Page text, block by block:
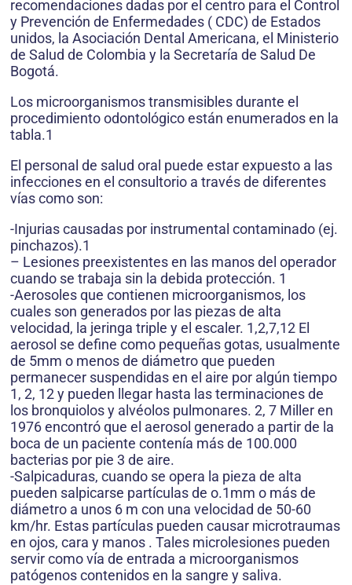
recomendaciones dadas por el centro para el Control
y Prevención de Enfermedades ( CDC) de Estados
unidos, la Asociación Dental Americana, el Ministerio
de Salud de Colombia y la Secretaría de Salud De
Bogotá.
Los microorganismos transmisibles durante el
procedimiento odontológico están enumerados en la
tabla.1
El personal de salud oral puede estar expuesto a las
infecciones en el consultorio a través de diferentes
vías como son:
-Injurias causadas por instrumental contaminado (ej.
pinchazos).1
– Lesiones preexistentes en las manos del operador
cuando se trabaja sin la debida protección. 1
-Aerosoles que contienen microorganismos, los
cuales son generados por las piezas de alta
velocidad, la jeringa triple y el escaler. 1,2,7,12 El
aerosol se define como pequeñas gotas, usualmente
de 5mm o menos de diámetro que pueden
permanecer suspendidas en el aire por algún tiempo
1, 2, 12 y pueden llegar hasta las terminaciones de
los bronquiolos y alvéolos pulmonares. 2, 7 Miller en
1976 encontró que el aerosol generado a partir de la
boca de un paciente contenía más de 100.000
bacterias por pie 3 de aire.
-Salpicaduras, cuando se opera la pieza de alta
pueden salpicarse partículas de o.1mm o más de
diámetro a unos 6 m con una velocidad de 50-60
km/hr. Estas partículas pueden causar microtraumas
en ojos, cara y manos . Tales microlesiones pueden
servir como vía de entrada a microorganismos
patógenos contenidos en la sangre y saliva.